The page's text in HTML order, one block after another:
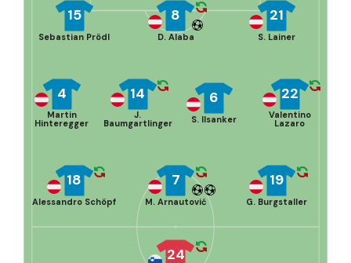
21
S. Lainer
8
D. Alaba
15
Sebastian Prödl
22
Valentino
Lazaro
6
S. Ilsanker
14
J.
Baumgartlinger
4
Martin
Hinteregger
19
G. Burgstaller
7
M. Arnautović
18
Alessandro Schöpf
24